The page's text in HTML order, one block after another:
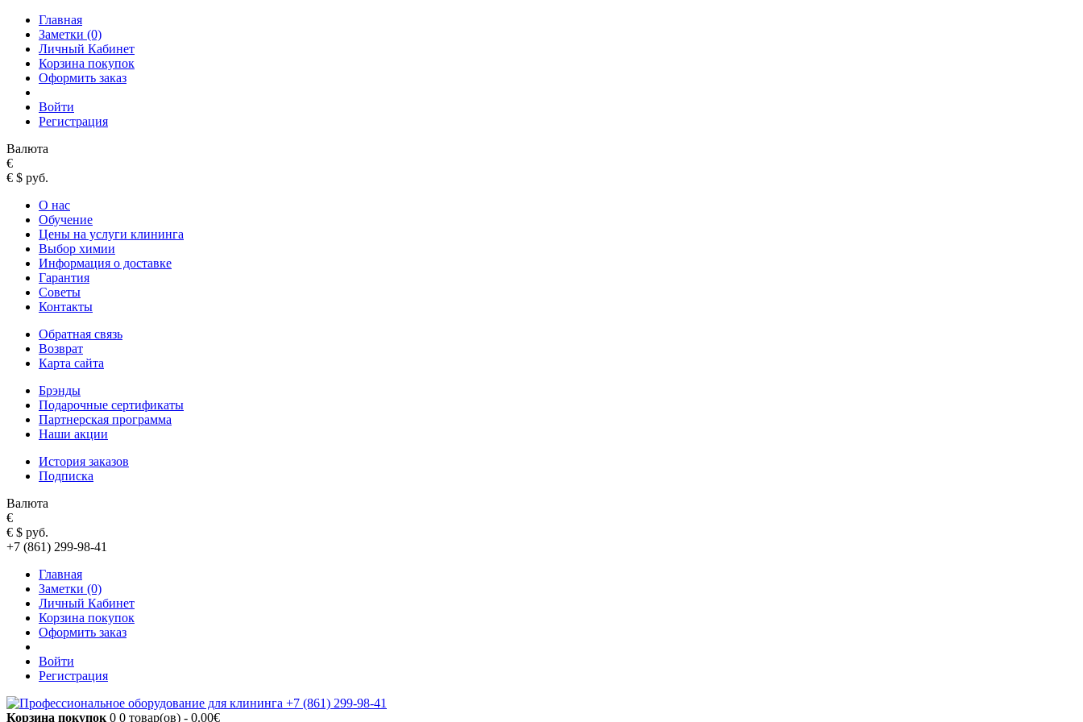
Главная
Заметки (0)
Личный Кабинет
Корзина покупок
Оформить заказ
Войти
Регистрация
Валюта
€
€ $ руб.
О нас
Обучение
Цены на услуги клининга
Выбор химии
Информация о доставке
Гарантия
Советы
Контакты
Обратная связь
Возврат
Карта сайта
Брэнды
Подарочные сертификаты
Партнерская программа
Наши акции
История заказов
Подписка
Валюта
€
€ $ руб.
+7 (861) 299-98-41
Главная
Заметки (0)
Личный Кабинет
Корзина покупок
Оформить заказ
Войти
Регистрация
Корзина покупок 0 0 товар(ов) - 0.00€